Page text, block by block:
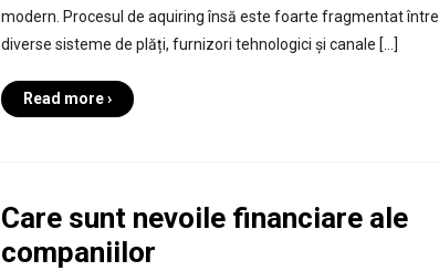
modern. Procesul de aquiring însă este foarte fragmentat între
diverse sisteme de plăți, furnizori tehnologici și canale […]
Read more ›
Care sunt nevoile financiare ale
companiilor